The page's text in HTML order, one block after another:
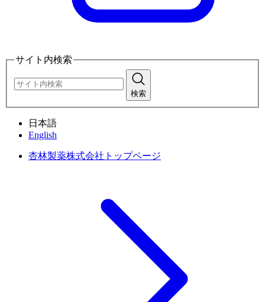
サイト内検索
検索
日本語
English
杏林製薬株式会社トップページ